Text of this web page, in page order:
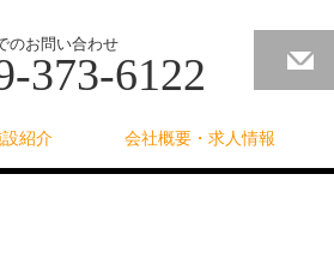
のお問い合わせ
373-6122
紹介 会社概要・求人情報